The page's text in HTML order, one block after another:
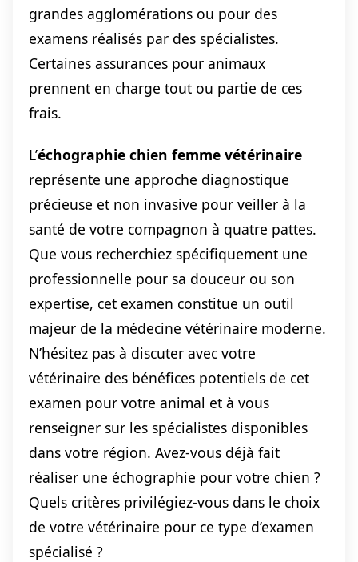
grandes agglomérations ou pour des
examens réalisés par des spécialistes.
Certaines assurances pour animaux
prennent en charge tout ou partie de ces
frais.
L’échographie chien femme vétérinaire
représente une approche diagnostique
précieuse et non invasive pour veiller à la
santé de votre compagnon à quatre pattes.
Que vous recherchiez spécifiquement une
professionnelle pour sa douceur ou son
expertise, cet examen constitue un outil
majeur de la médecine vétérinaire moderne.
N’hésitez pas à discuter avec votre
vétérinaire des bénéfices potentiels de cet
examen pour votre animal et à vous
renseigner sur les spécialistes disponibles
dans votre région. Avez-vous déjà fait
réaliser une échographie pour votre chien ?
Quels critères privilégiez-vous dans le choix
de votre vétérinaire pour ce type d’examen
spécialisé ?